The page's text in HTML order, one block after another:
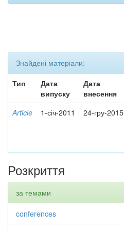
Знайдені матеріали:
Тип
Дата
випуску
Дата
внесення
Article 1-січ-2011 24-гру-2015
Розкриття
за темами
conferences